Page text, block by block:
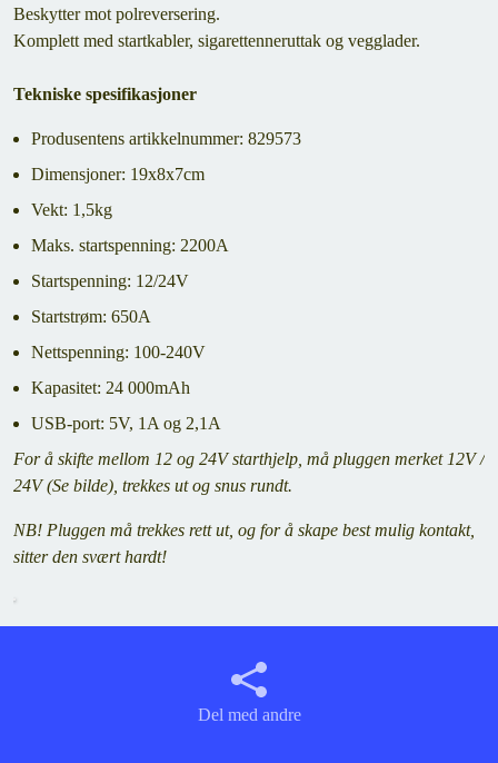
Beskytter mot polreversering.
Komplett med startkabler, sigarettenneruttak og vegglader.
Tekniske spesifikasjoner
Produsentens artikkelnummer: 829573
Dimensjoner: 19x8x7cm
Vekt: 1,5kg
Maks. startspenning: 2200A
Startspenning: 12/24V
Startstrøm: 650A
Nettspenning: 100-240V
Kapasitet: 24 000mAh
USB-port: 5V, 1A og 2,1A
For å skifte mellom 12 og 24V starthjelp, må pluggen merket 12V /
24V (Se bilde), trekkes ut og snus rundt.
NB! Pluggen må trekkes rett ut, og for å skape best mulig kontakt,
sitter den svært hardt!
Del med andre